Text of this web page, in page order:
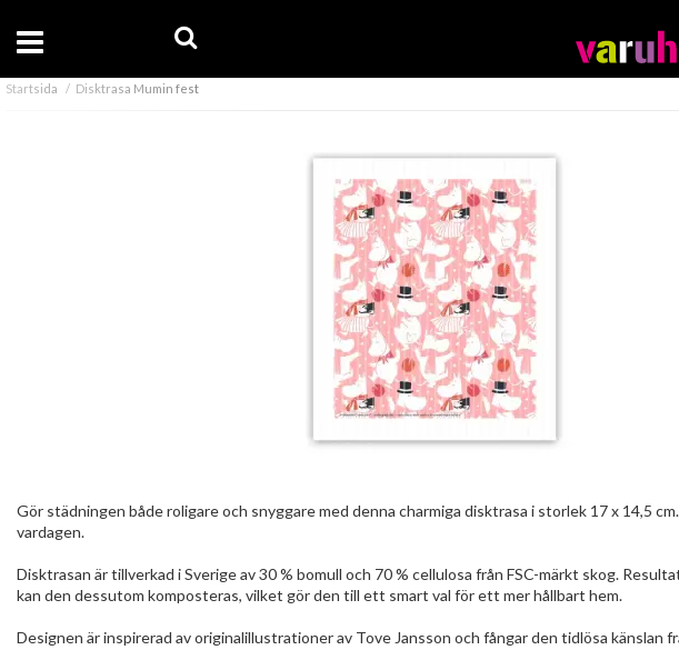
Startsida Disktrasa Mumin fest
Gör städningen både roligare och snyggare med denna charmiga disktrasa i storlek 17 x 14,5
vardagen.
Disktrasan är tillverkad i Sverige av 30 % bomull och 70 % cellulosa från FSC-märkt skog.
kan den dessutom komposteras, vilket gör den till ett smart val för ett mer hållbart hem.
Designen är inspirerad av originalillustrationer av Tove Jansson och fångar den tidlösa känslan